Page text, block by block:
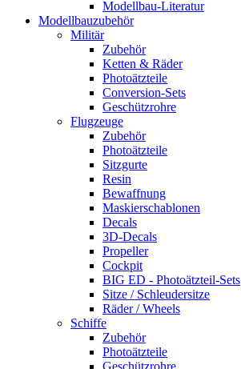
Modellbau-Literatur
Modellbauzubehör
Militär
Zubehör
Ketten & Räder
Photoätzteile
Conversion-Sets
Geschützrohre
Flugzeuge
Zubehör
Photoätzteile
Sitzgurte
Resin
Bewaffnung
Maskierschablonen
Decals
3D-Decals
Propeller
Cockpit
BIG ED - Photoätzteil-Sets
Sitze / Schleudersitze
Räder / Wheels
Schiffe
Zubehör
Photoätzteile
Geschützrohre